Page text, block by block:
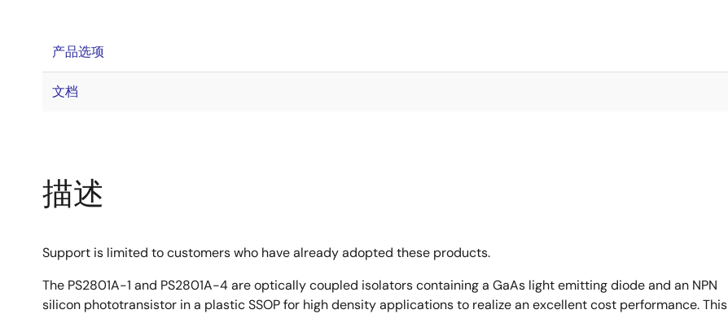
产品选项
文档
描述
Support is limited to customers who have already adopted these products.
The PS2801A-1 and PS2801A-4 are optically coupled isolators containing a GaAs light emitting diode and an NPN
silicon phototransistor in a plastic SSOP for high density applications to realize an excellent cost performance. This